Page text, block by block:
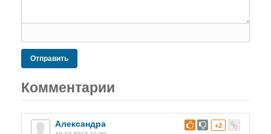
Отправить
Комментарии
# +2
Александра